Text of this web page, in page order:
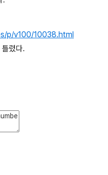
p/v100/10038.html
렸다.